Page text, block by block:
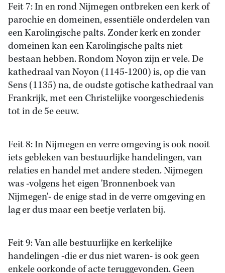
Feit 7: In en rond Nijmegen ontbreken een kerk of
parochie en domeinen, essentiële onderdelen van
een Karolingische palts. Zonder kerk en zonder
domeinen kan een Karolingische palts niet
bestaan hebben. Rondom Noyon zijn er vele. De
kathedraal van Noyon (1145-1200) is, op die van
Sens (1135) na, de oudste gotische kathedraal van
Frankrijk, met een Christelijke voorgeschiedenis
tot in de 5e eeuw.
Feit 8: In Nijmegen en verre omgeving is ook nooit
iets gebleken van bestuurlijke handelingen, van
relaties en handel met andere steden. Nijmegen
was -volgens het eigen 'Bronnenboek van
Nijmegen'- de enige stad in de verre omgeving en
lag er dus maar een beetje verlaten bij.
Feit 9: Van alle bestuurlijke en kerkelijke
handelingen -die er dus niet waren- is ook geen
enkele oorkonde of acte teruggevonden. Geen